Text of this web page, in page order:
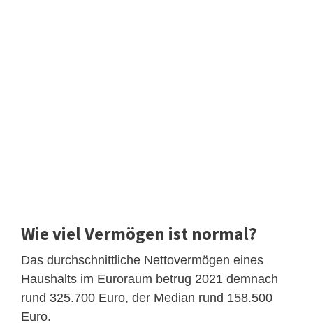
Wie viel Vermögen ist normal?
Das durchschnittliche Nettovermögen eines
Haushalts im Euroraum betrug 2021 demnach
rund 325.700 Euro, der Median rund 158.500
Euro.